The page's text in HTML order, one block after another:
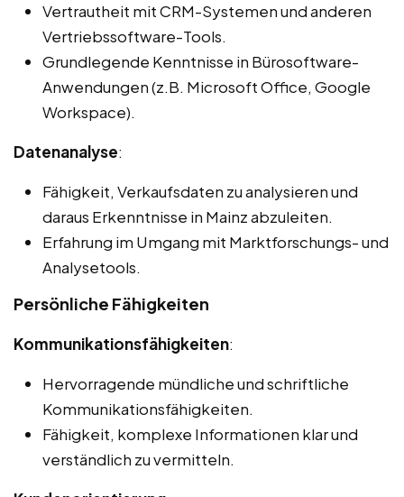
Vertrautheit mit CRM-Systemen und anderen
Vertriebssoftware-Tools.
Grundlegende Kenntnisse in Bürosoftware-
Anwendungen (z.B. Microsoft Office, Google
Workspace).
Datenanalyse:
Fähigkeit, Verkaufsdaten zu analysieren und
daraus Erkenntnisse in Mainz abzuleiten.
Erfahrung im Umgang mit Marktforschungs- und
Analysetools.
Persönliche Fähigkeiten
Kommunikationsfähigkeiten:
Hervorragende mündliche und schriftliche
Kommunikationsfähigkeiten.
Fähigkeit, komplexe Informationen klar und
verständlich zu vermitteln.